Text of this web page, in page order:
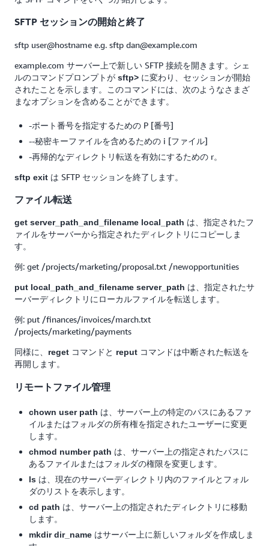
SFTP セッションの開始と終了
sftp user@hostname e.g. sftp dan@example.com
example.com サーバー上で新しい SFTP 接続を開きます。シェ
ルのコマンドプロンプトが sftp> に変わり、セッションが開始
されたことを示します。このコマンドには、次のようなさまざ
まなオプションを含めることができます。
-ポート番号を指定するための P [番号]
--秘密キーファイルを含めるための i [ファイル]
-再帰的なディレクトリ転送を有効にするための r。
sftp exit は SFTP セッションを終了します。
ファイル転送
get server_path_and_filename local_path は、指定されたフ
ァイルをサーバーから指定されたディレクトリにコピーしま
す。
例: get /projects/marketing/proposal.txt /newopportunities
put local_path_and_filename server_path は、指定されたサ
ーバーディレクトリにローカルファイルを転送します。
例: put /finances/invoices/march.txt
/projects/marketing/payments
同様に、 reget コマンドと reput コマンドは中断された転送を
再開します。
リモートファイル管理
chown user path は、サーバー上の特定のパスにあるファ
イルまたはフォルダの所有権を指定されたユーザーに変更
します。
chmod number path は、サーバー上の指定されたパスに
あるファイルまたはフォルダの権限を変更します。
ls は、現在のサーバーディレクトリ内のファイルとフォル
ダのリストを表示します。
cd path は、サーバー上の指定されたディレクトリに移動
します。
mkdir dir_name はサーバー上に新しいフォルダを作成しま